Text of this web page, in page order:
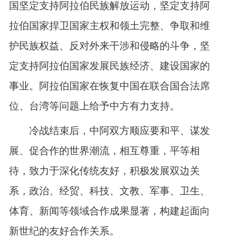
国坚定支持阿拉伯民族解放运动，坚定支持阿
拉伯国家捍卫国家主权和领土完整、争取和维
护民族权益、反对外来干涉和侵略的斗争，坚
定支持阿拉伯国家发展民族经济、建设国家的
事业。阿拉伯国家在恢复中国在联合国合法席
位、台湾等问题上给予中方有力支持。
冷战结束后，中阿双方顺应要和平、谋发
展、促合作的世界潮流，相互尊重，平等相
待，致力于深化传统友好，积极发展双边关
系，政治、经贸、科技、文教、军事、卫生、
体育、新闻等领域合作成果显著，构建起面向
新世纪的友好合作关系。